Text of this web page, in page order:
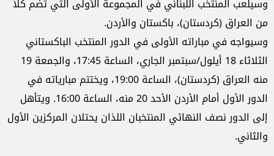
وسيلعب المنتخب اللبناني في المجموعة الأولى التي تضم كلاً
من العراق (كردستان)، باكستان والأردن.
وسيواجه في مباراته الأولى في الدور المنتخب الباكستاني
الثلاثاء 18 أيلول/سبتمبر الجاري، الساعة 17:45، والجمعة 19
منه العراق (كردستان)، الساعة 19:00، ويختتم مبارياته في
الدور الأول أمام الأردن الأحد 20 منه، الساعة 16:00. ويتأهل
إلى الدور نصف النهائي المنتخبان اللذان يحتلان المركزين الأول
والثاني.